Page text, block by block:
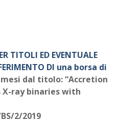
TITOLI ED EVENTUALE
DI una borsa di
dal titolo: “Accretion
ray binaries with
2/2019